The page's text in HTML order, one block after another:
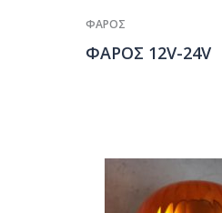
ΦΑΡΟΣ
ΦΑΡΟΣ 12V-24V